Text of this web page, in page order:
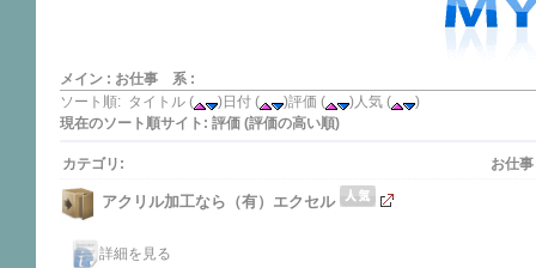
メイン : お仕事 系 :
ソート順: タイトル (
)日付 ( )評価 ( )人気 (
)
現在のソート順サイト: 評価 (評価の高い順)
カテゴリ: お仕
アクリル加工なら（有）エクセル
詳細を見る